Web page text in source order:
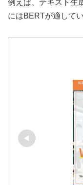
例えば、テキスト生
にはBERTが適して